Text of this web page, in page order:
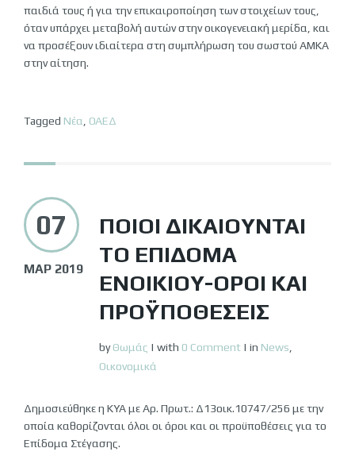
παιδιά τους ή για την επικαιροποίηση των στοιχείων τους,
όταν υπάρχει μεταβολή αυτών στην οικογενειακή μερίδα, και
να προσέξουν ιδιαίτερα στη συμπλήρωση του σωστού ΑΜΚΑ
στην αίτηση.
Tagged Νέα ΟΑΕΔ
07
ΜΑΡ 2019
ΠΟΙΟΙ ΔΙΚΑΙΟΎΝΤΑΙ
ΤΟ ΕΠΊΔΟΜΑ
ΕΝΟΙΚΊΟΥ-ΌΡΟΙ ΚΑΙ
ΠΡΟΫΠΟΘΈΣΕΙΣ
byΘωμάς | with 0 Comment | in News
Οικονομικά
Δημοσιεύθηκε η ΚΥΑ με Αρ. Πρωτ.: Δ13οικ.10747/256 με την
οποία καθορίζονται όλοι οι όροι και οι προϋποθέσεις για το
Επίδομα Στέγασης.